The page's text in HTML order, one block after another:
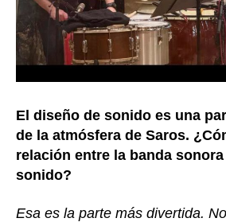
El diseño de sonido es una
de la atmósfera de Saros.
relación entre la banda
sonido?
Esa es la parte más divertida.